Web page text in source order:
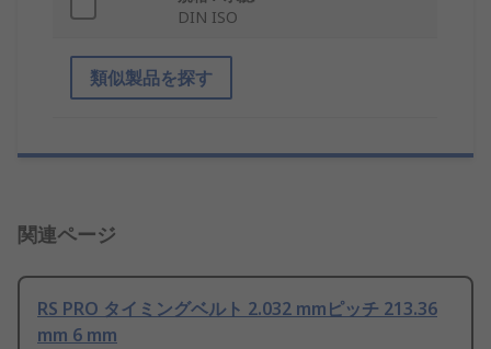
DIN ISO
類似製品を探す
関連ページ
RS PRO タイミングベルト 2.032 mmピッチ 213.36
mm 6 mm